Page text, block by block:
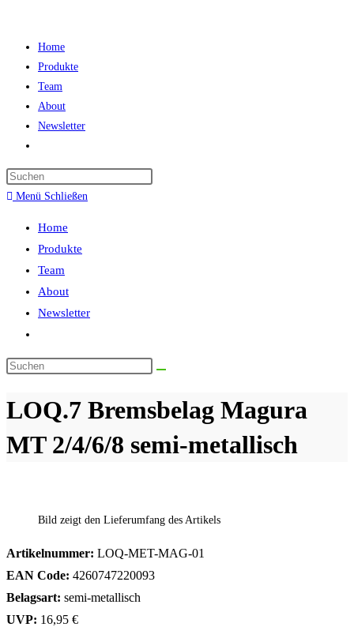
springen
Home
Produkte
Team
About
Newsletter
umschalten
Menü Schließen
Home
Produkte
Team
About
Newsletter
umschalten
Diese
durchsuchen
LOQ.7 Bremsbelag Magura
MT 2/4/6/8 semi-metallisch
Bild zeigt den Lieferumfang des Artikels
Artikelnummer: LOQ-MET-MAG-01
EAN Code: 4260747220093
Belagsart: semi-metallisch
UVP: 16,95 €